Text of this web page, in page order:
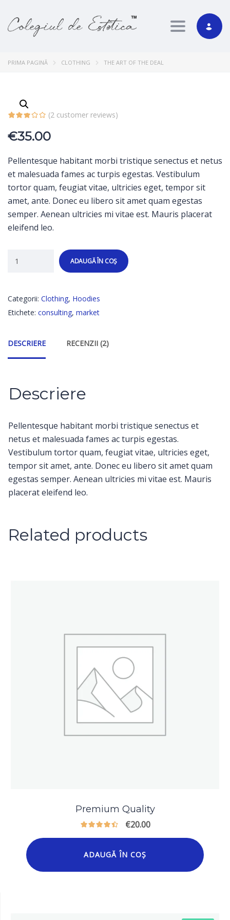
Toggle
PRIMA PAGINĂ CLOTHING THE ART OF THE DEAL
(2 customer reviews)
€35.00
Pellentesque habitant morbi tristique senectus et netus
et malesuada fames ac turpis egestas. Vestibulum
tortor quam, feugiat vitae, ultricies eget, tempor sit
amet, ante. Donec eu libero sit amet quam egestas
semper. Aenean ultricies mi vitae est. Mauris placerat
eleifend leo.
ADAUGĂ ÎN COȘ
Categorii: Clothing, Hoodies
Etichete: consulting, market
DESCRIERE RECENZII (2)
Descriere
Pellentesque habitant morbi tristique senectus et
netus et malesuada fames ac turpis egestas.
Vestibulum tortor quam, feugiat vitae, ultricies eget,
tempor sit amet, ante. Donec eu libero sit amet quam
egestas semper. Aenean ultricies mi vitae est. Mauris
placerat eleifend leo.
Related products
Premium Quality
€20.00
ADAUGĂ ÎN COȘ